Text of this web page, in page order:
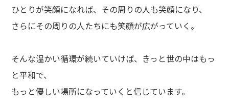
ひとりが笑顔になれば、その周りの人も笑顔になり、
さらにその周りの人たちにも笑顔が広がっていく。
そんな温かい循環が続いていけば、きっと世の中はもっ
と平和で、
もっと優しい場所になっていくと信じています。